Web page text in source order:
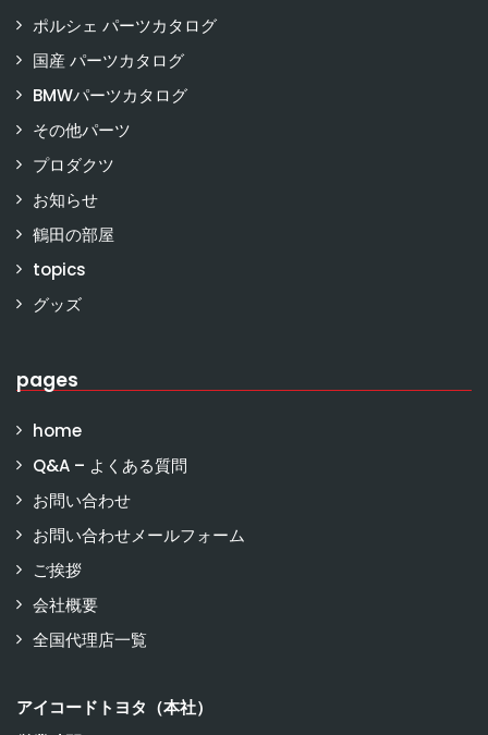
ポルシェ パーツカタログ
国産 パーツカタログ
BMWパーツカタログ
その他パーツ
プロダクツ
お知らせ
鶴田の部屋
topics
グッズ
pages
home
Q&A – よくある質問
お問い合わせ
お問い合わせメールフォーム
ご挨拶
会社概要
全国代理店一覧
アイコードトヨタ（本社）